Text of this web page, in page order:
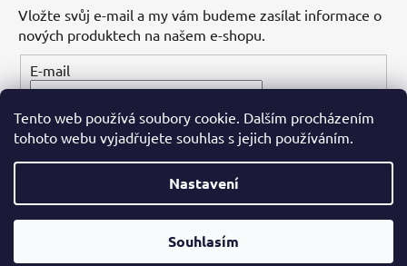
Tento web používá soubory cookie. Dalším procházením
tohoto webu vyjadřujete souhlas s jejich používáním.
Nastavení
Souhlasím
Vložte svůj e-mail a my vám budeme zasílat informace o
nových produktech na našem e-shopu.
E-mail
PŘIHLÁSIT SE
Vytvořil Shoptet
Dental-ordinace.cz